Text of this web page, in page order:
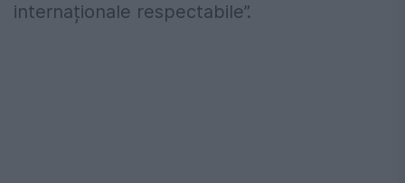
internaționale respectabile”.